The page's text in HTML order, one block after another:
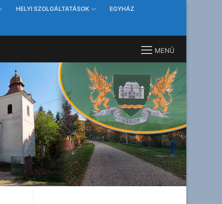
HELYI SZOLGÁLTATÁSOK EGYHÁZ
MENÜ